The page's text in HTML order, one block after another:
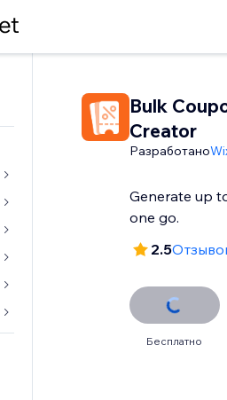
Bulk
Creator
Разработано
Generate up
one go.
2.5
Бесплатно